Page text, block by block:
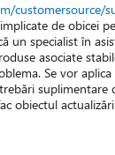
de obicei
un specialist în
asociate
Se vor
suplimentare
obiectul